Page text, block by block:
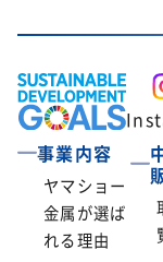
事業内容
ヤマショー
金属が選ば
れる理由